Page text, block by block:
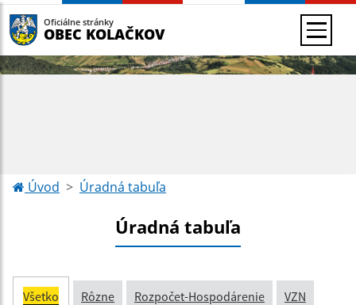
Oficiálne stránky
OBEC KOLAČKOV
Úvod Úradná tabuľa
Úradná tabuľa
Všetko Rôzne Rozpočet-Hospodárenie VZN